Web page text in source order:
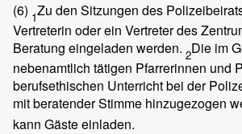
(6) 1Zu den Sitzungen des
Vertreterin oder ein Vertreter des
Beratung eingeladen werden. 2Die im
nebenamtlich tätigen Pfarrerinnen und
berufsethischen Unterricht bei der
mit beratender Stimme hinzugezogen
kann Gäste einladen.